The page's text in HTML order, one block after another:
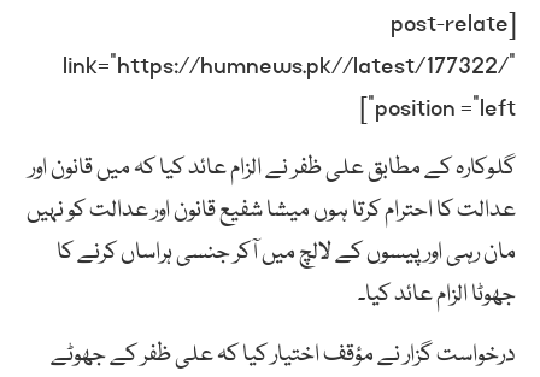
[post-relate
link=”https://humnews.pk//latest/177322/”
position =”left”]
گلوکارہ کے مطابق علی ظفر نے الزام عائد کیا کہ میں قانون اور
عدالت کا احترام کرتا ہوں میشا شفیع قانون اور عدالت کو نہیں
مان رہی اور پیسوں کے لالچ میں آکر جنسی ہراساں کرنے کا
جھوٹا الزام عائد کیا۔
درخواست گزار نے مؤقف اختیار کیا کہ علی ظفر کے جھوٹے